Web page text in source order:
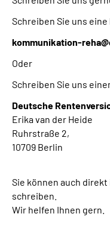
Schreiben Sie uns eine
kommunikation-
Oder
Schreiben Sie uns
Deutsche
Erika van der Heide
Ruhrstraße 2,
10709 Berlin
Sie können auch
schreiben.
Wir helfen Ihnen gern.